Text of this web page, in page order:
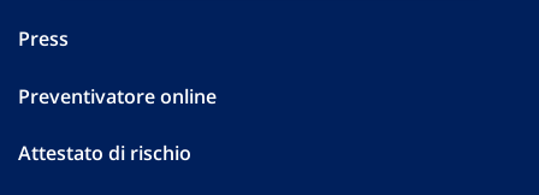
Press
Preventivatore online
Attestato di rischio